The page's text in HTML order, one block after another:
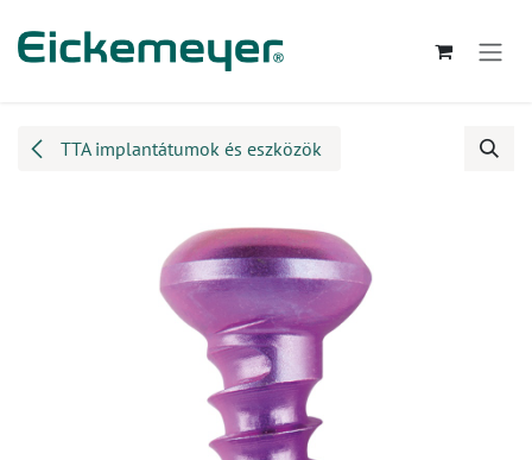
TTA implantátumok és eszközök